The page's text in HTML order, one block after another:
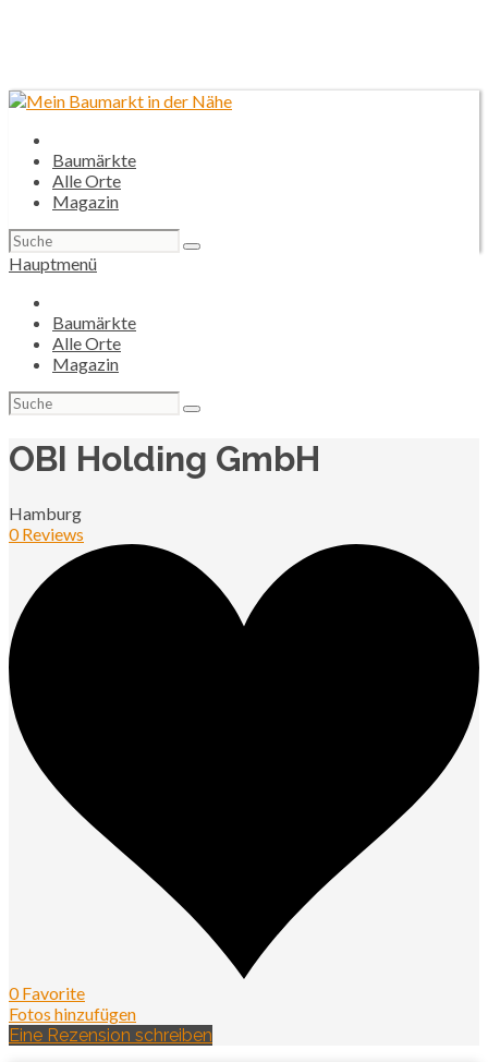
Baumärkte
Alle Orte
Magazin
Suchen
nach:
Hauptmenü
Baumärkte
Alle Orte
Magazin
Suchen
nach:
OBI Holding GmbH
Hamburg
0 Reviews
0 Favorite
Fotos hinzufügen
Eine Rezension schreiben